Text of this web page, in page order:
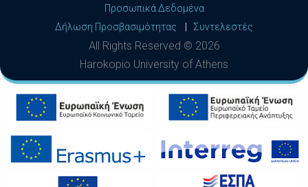
Προσωπικά Δεδομένα
Δήλωση Προσβασιμότητας
Συντελεστές
All Rights Reserved © 2026
Harokopio University of Athens